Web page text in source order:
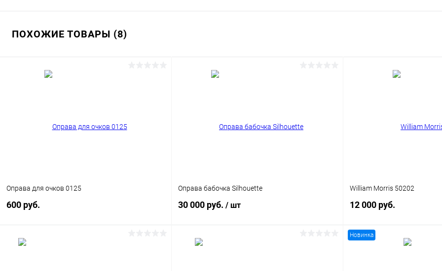
ПОХОЖИЕ ТОВАРЫ (8)
Оправа для очков 0125
600 руб.
Оправа бабочка Silhouette
30 000 руб. / шт
William Morris 50202
12 000 руб.
Новинка